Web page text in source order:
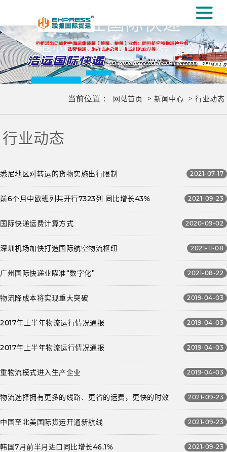
义乌专业国际快递
美国小包，USPS,DPD快速，安全
当前位置： 网站首页 > 新闻中心 > 行业动态
行业动态
2021-07-17
悉尼地区对转运的货物实施出行限制
2021-09-23
前6个月中欧班列共开行7323列 同比增长43%
2020-09-02
国际快递运费计算方式
2021-11-08
深圳机场加快打造国际航空物流枢纽
2021-08-22
广州国际快递业瞄准“数字化”
2019-04-03
物流降成本将实现重大突破
2019-04-03
2017年上半年物流运行情况通报
2019-04-03
2017年上半年物流运行情况通报
2019-04-03
重物流模式进入生产企业
2021-09-23
物流选择拥有更多的线路、更省的运费，更快的时效
2021-09-23
中国至北美国际货运开通新航线
2021-09-23
韩国7月前半月进口同比增长46.1%